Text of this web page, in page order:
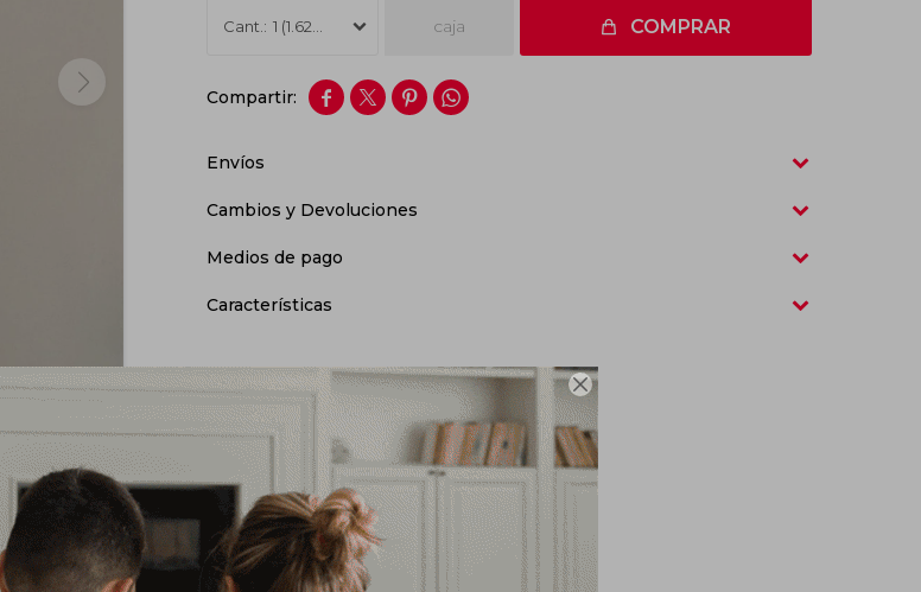

1 (1.62m2) caja COMPRAR
   
Envíos
Cambios y Devoluciones
Medios de pago
Características